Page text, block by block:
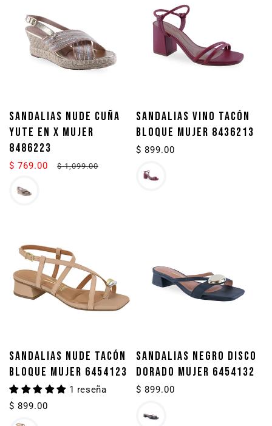
SANDALIAS NUDE CUÑA
YUTE EN X MUJER
8486223
$ 769.00
Precio
Precio
$ 1,099.00
SANDALIAS VINO TACÓN
BLOQUE MUJER 8436213
Precio
$ 899.00
SANDALIAS NUDE TACÓN
BLOQUE MUJER 6454123
1 reseña
Precio
$ 899.00
SANDALIAS NEGRO DISCO
DORADO MUJER 6454132
Precio
$ 899.00